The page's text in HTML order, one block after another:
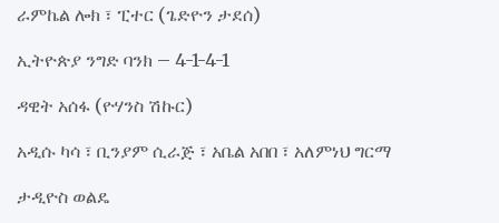
ራምኬል ሎክ ፣ ፒተር (ጌድዮን ታደሰ)
ኢትዮጵያ ንግድ ባንክ – 4-1-4-1
ዳዊት አሰፋ (ዮሃንስ ሽኩር)
አዲሱ ካሳ ፣ ቢንያም ሲራጅ ፣ አቤል አበበ ፣ አለምነህ ግርማ
ታዲዮስ ወልዴ